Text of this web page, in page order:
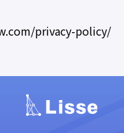
privacy-policy/